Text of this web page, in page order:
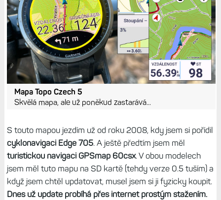
Mapa Topo Czech 5
Skvělá mapa, ale už poněkud zastarává...
S touto mapou jezdím už od roku 2008, kdy jsem si pořídil
cyklonavigaci Edge 705. A ještě předtím jsem měl
turistickou navigaci GPSmap 60csx. V obou modelech
jsem měl tuto mapu na SD kartě (tehdy verze 0.5 tuším) a
když jsem chtěl updatovat, musel jsem si ji fyzicky koupit.
Dnes už update probíhá přes internet prostým stažením.